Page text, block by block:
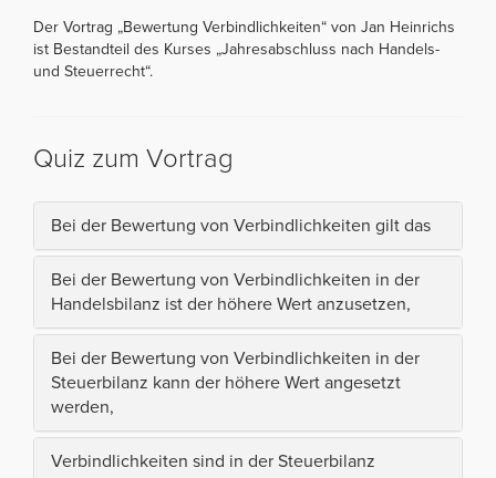
Der Vortrag „Bewertung Verbindlichkeiten“ von Jan Heinrichs
ist Bestandteil des Kurses „Jahresabschluss nach Handels-
und Steuerrecht“.
Quiz zum Vortrag
Bei der Bewertung von Verbindlichkeiten gilt das
Bei der Bewertung von Verbindlichkeiten in der
Handelsbilanz ist der höhere Wert anzusetzen,
Bei der Bewertung von Verbindlichkeiten in der
Steuerbilanz kann der höhere Wert angesetzt
werden,
Verbindlichkeiten sind in der Steuerbilanz